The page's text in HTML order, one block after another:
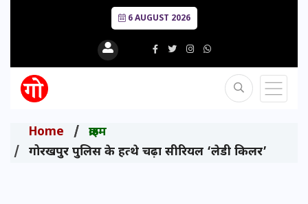
6 AUGUST 2026
Home
क्राइम
गोरखपुर पुलिस के हत्थे चढ़ा सीरियल ‘लेडी किलर’